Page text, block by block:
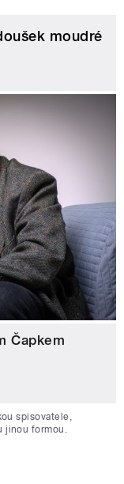
moudré
Čapkem
spisovatele,
jinou formou.